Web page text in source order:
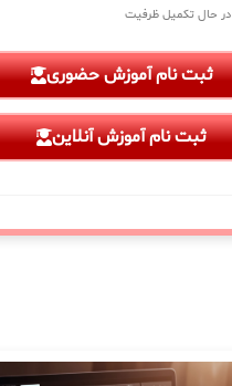
در حال تکمیل ظرفیت
ثبت نام آموزش حضوری
ثبت نام آموزش آنلاین